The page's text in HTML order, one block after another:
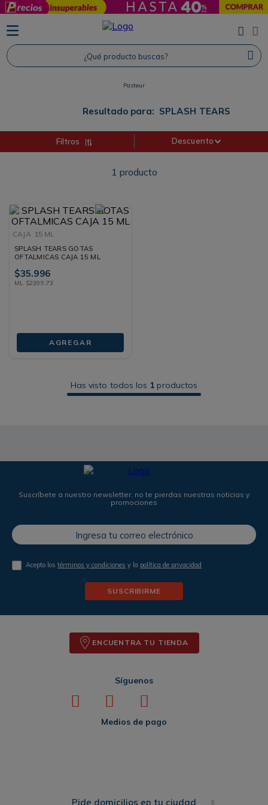
¿Qué producto buscas?
Pasteur
Resultado para: SPLASH TEARS
Filtros Descuento
1 producto
CAJA 15 ML
SPLASH TEARS GOTAS
OFTALMICAS CAJA 15 ML
$35.996
ML $2399 ,73
AGREGAR
Has visto todos los 1 productos
Suscríbete a nuestro newsletter, no te pierdas nuestras noticias y
promociones
Acepto lostérminos y condiciones y la política de privacidad
SUSCRIBIRME
ENCUENTRA TU TIENDA
Síguenos
Medios de pago
Pide domicilios en tu ciudad
TÉRMINOS MÁS BUSCADOS
1. Protector Solar
2. Proteina